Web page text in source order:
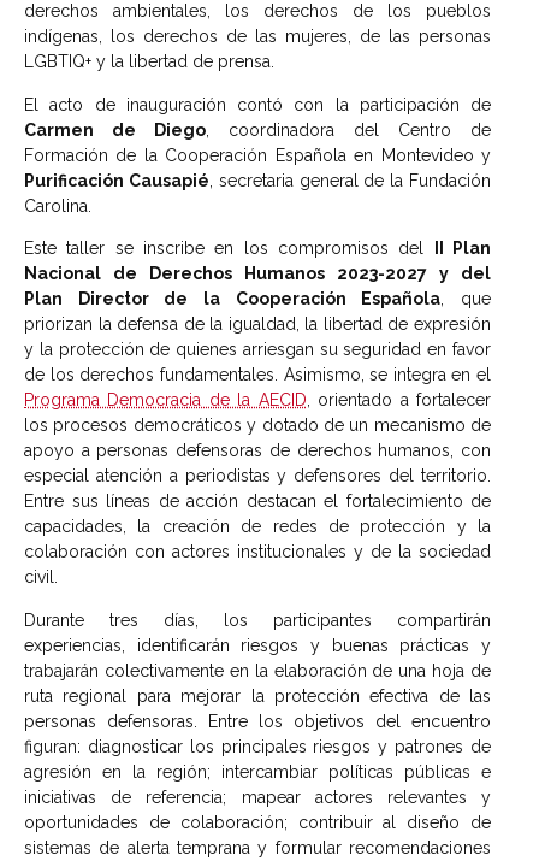
derechos ambientales, los derechos de los pueblos
indígenas, los derechos de las mujeres, de las personas
LGBTIQ+ y la libertad de prensa.
El acto de inauguración contó con la participación de
Carmen de Diego , coordinadora del Centro de
Formación de la Cooperación Española en Montevideo y
Purificación Causapié , secretaria general de la Fundación
Carolina.
Este taller se inscribe en los compromisos del
II Plan
Nacional de Derechos Humanos 2023-2027 y del
Plan Director de la Cooperación Española, que
priorizan la defensa de la igualdad, la libertad de expresión
y la protección de quienes arriesgan su seguridad en favor
de los derechos fundamentales. Asimismo, se integra en el
Programa Democracia de la AECID, orientado a fortalecer
los procesos democráticos y dotado de un mecanismo de
apoyo a personas defensoras de derechos humanos, con
especial atención a periodistas y defensores del territorio.
Entre sus líneas de acción destacan el fortalecimiento de
capacidades, la creación de redes de protección y la
colaboración con actores institucionales y de la sociedad
civil.
Durante tres días, los participantes compartirán
experiencias, identificarán riesgos y buenas prácticas y
trabajarán colectivamente en la elaboración de una hoja de
ruta regional para mejorar la protección efectiva de las
personas defensoras. Entre los objetivos del encuentro
figuran: diagnosticar los principales riesgos y patrones de
agresión en la región; intercambiar políticas públicas e
iniciativas de referencia; mapear actores relevantes y
oportunidades de colaboración; contribuir al diseño de
sistemas de alerta temprana y formular recomendaciones